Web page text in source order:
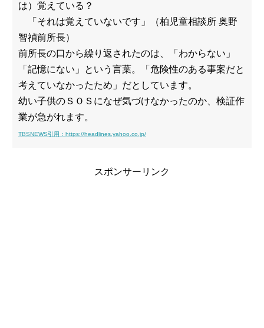
は）覚えている？
「それは覚えていないです」（柏児童相談所 奥野
智禎前所長）
前所長の口から繰り返されたのは、「わからない」
「記憶にない」という言葉。「危険性のある事案だと
考えていなかったため」だとしています。
幼い子供のＳＯＳになぜ気づけなかったのか、検証作
業が急がれます。
TBSNEWS引用：https://headlines.yahoo.co.jp/
スポンサーリンク